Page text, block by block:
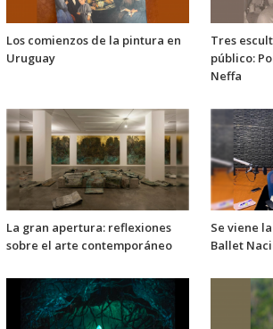
Los comienzos de la pintura en
Uruguay
Tres
público:
Neffa
La gran apertura: reflexiones
sobre el arte contemporáneo
Se viene
Ballet